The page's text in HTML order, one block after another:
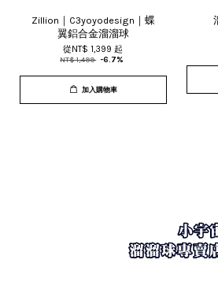
Zillion｜C3yoyodesign｜蝶
翼鋁合金溜溜球
從NT$ 1,399起
NT$ 1,499 -6.7%
加入購物車